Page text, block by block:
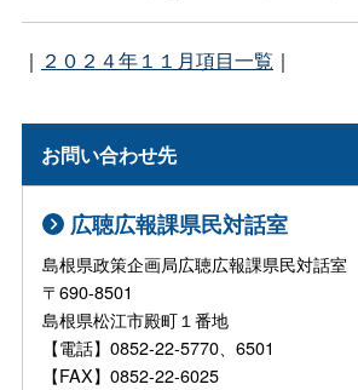
｜ ２０２４年１１月項目一覧 ｜
お問い合わせ先
広聴広報課県民対話室
島根県政策企画局広聴広報課県民対話室
〒690-8501
島根県松江市殿町１番地
【電話】0852-22-5770、6501
【FAX】0852-22-6025